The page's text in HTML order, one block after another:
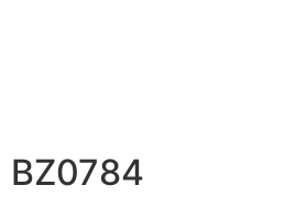
BZ0784